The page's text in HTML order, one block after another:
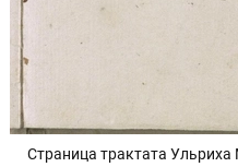
Страница трактата